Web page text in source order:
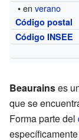
• enverano
Código postal
Código INSEE
Beaurainses
que se
Forma parte del